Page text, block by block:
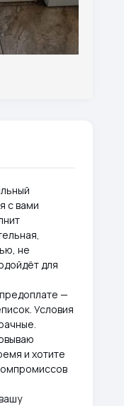
с вами
не
для
—
Условия
и хотите